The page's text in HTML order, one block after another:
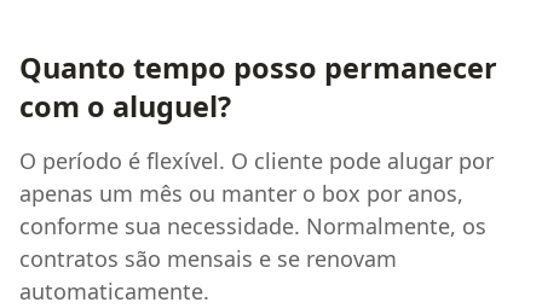
Quanto tempo posso permanecer
com o aluguel?
O período é flexível. O cliente pode alugar por
apenas um mês ou manter o box por anos,
conforme sua necessidade. Normalmente, os
contratos são mensais e se renovam
automaticamente.